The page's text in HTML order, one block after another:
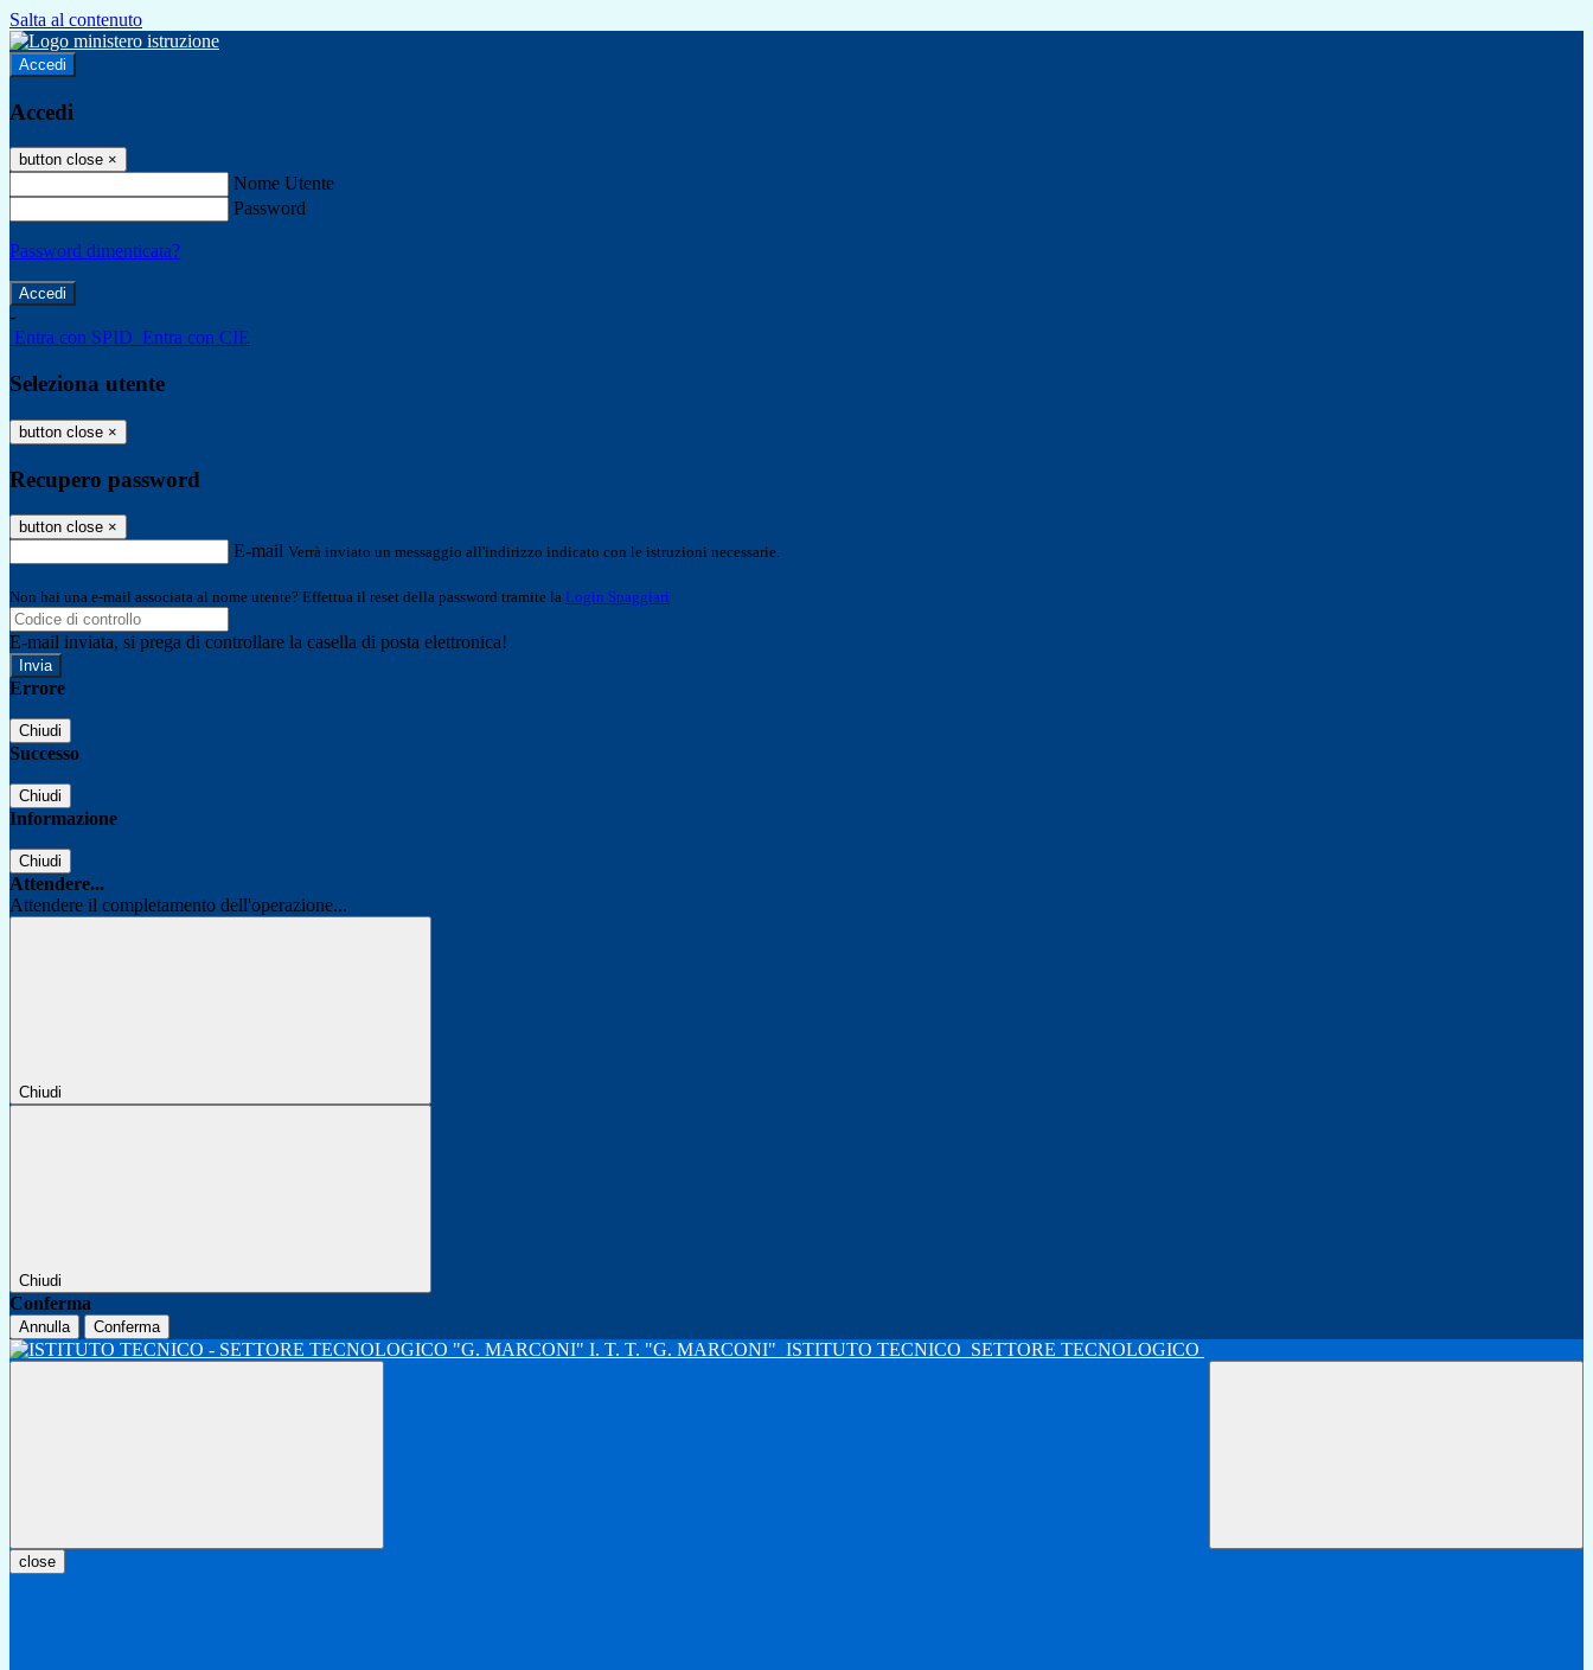
Salta al contenuto
Accedi
Accedi
button close ×
Nome Utente
Password
Password dimenticata?
-
Entra con SPID Entra con CIE
Seleziona utente
button close ×
Recupero password
button close ×
E-mail Verrà inviato un messaggio all'indirizzo indicato con le istruzioni necessarie.
Non hai una e-mail associata al nome utente? Effettua il reset della password tramite la Login Spaggiari
E-mail inviata, si prega di controllare la casella di posta elettronica!
Errore
Chiudi
Successo
Chiudi
Informazione
Chiudi
Attendere...
Attendere il completamento dell'operazione...
Chiudi
Chiudi
Conferma
Annulla Conferma
I. T. T. "G. MARCONI" ISTITUTO TECNICO SETTORE TECNOLOGICO
close